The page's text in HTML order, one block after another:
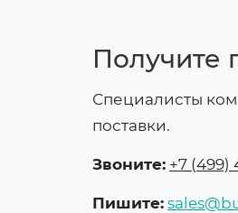
Получите
Специалисты
поставки.
Звоните: +7 (499)
Пишите: